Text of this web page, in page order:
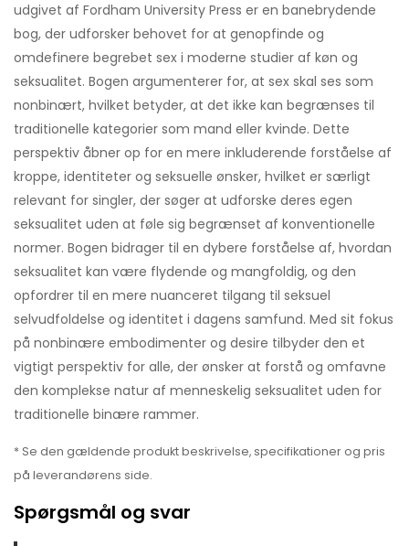
udgivet af Fordham University Press er en banebrydende
bog, der udforsker behovet for at genopfinde og
omdefinere begrebet sex i moderne studier af køn og
seksualitet. Bogen argumenterer for, at sex skal ses som
nonbinært, hvilket betyder, at det ikke kan begrænses til
traditionelle kategorier som mand eller kvinde. Dette
perspektiv åbner op for en mere inkluderende forståelse af
kroppe, identiteter og seksuelle ønsker, hvilket er særligt
relevant for singler, der søger at udforske deres egen
seksualitet uden at føle sig begrænset af konventionelle
normer. Bogen bidrager til en dybere forståelse af, hvordan
seksualitet kan være flydende og mangfoldig, og den
opfordrer til en mere nuanceret tilgang til seksuel
selvudfoldelse og identitet i dagens samfund. Med sit fokus
på nonbinære embodimenter og desire tilbyder den et
vigtigt perspektiv for alle, der ønsker at forstå og omfavne
den komplekse natur af menneskelig seksualitet uden for
traditionelle binære rammer.
* Se den gældende produkt beskrivelse, specifikationer og pris
på leverandørens side.
Spørgsmål og svar